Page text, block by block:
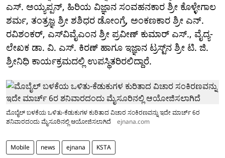
ಎಸ್. ಅಯ್ಯಪ್ಪನ್, ಹಿರಿಯ ವಿಜ್ಞಾನ ಸಂವಹನಕಾರ ಶ್ರೀ ಕೊಳ್ಳೇಗಾಲ
ಶರ್ಮ, ತಂತ್ರಜ್ಞ ಶ್ರೀ ಶಶಿಧರ ಡೋಂಗ್ರೆ, ಅಂಕಣಕಾರ ಶ್ರೀ ಎನ್.
ರವಿಶಂಕರ್, ಎಸ್‌ವಿವೈಎಂನ ಶ್ರೀ ಪ್ರವೀಣ್ ಕುಮಾರ್ ಎಸ್., ವೈದ್ಯ-
ಲೇಖಕ ಡಾ. ವಿ. ಎಸ್. ಕಿರಣ್ ಹಾಗೂ ಇಜ್ಞಾನ ಟ್ರಸ್ಟ್‌ನ ಶ್ರೀ ಟಿ. ಜಿ.
ಶ್ರೀನಿಧಿ ಕಾರ್ಯಕ್ರಮದಲ್ಲಿ ಉಪಸ್ಥಿತರಿರಲಿದ್ದಾರೆ.
ಮೊಬೈಲ್ ಬಳಕೆಯ ಒಳಿತು-ಕೆಡುಕುಗಳ ಕುರಿತಾದ ವಿಚಾರ ಸಂಕಿರಣವನ್ನು ಇದೇ ಮಾರ್ಚ್ 6ರ
ಶನಿವಾರದಂದು ಮೈಸೂರಿನಲ್ಲಿ ಆಯೋಜಿಸಲಾಗಿದೆ
ejnana.com
Mobile news ejnana KSTA